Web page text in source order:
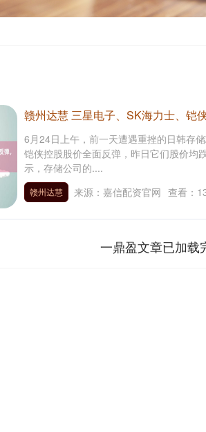
赣州达慧 三星电子、SK海力士、铠
6月24日上午，前一天遭遇重挫的日韩存
铠侠控股股价全面反弹，昨日它们股价均
示，存储公司的....
赣州达慧 来源：嘉信配资官网 查看：
一鼎盈文章已加载